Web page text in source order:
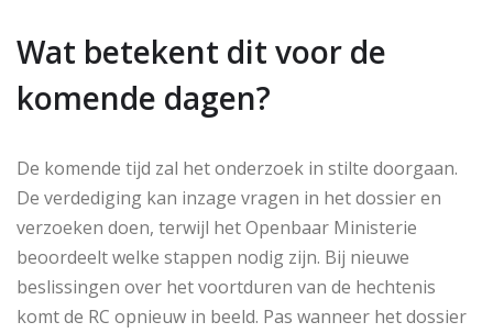
Wat betekent dit voor de
komende dagen?
De komende tijd zal het onderzoek in stilte doorgaan.
De verdediging kan inzage vragen in het dossier en
verzoeken doen, terwijl het Openbaar Ministerie
beoordeelt welke stappen nodig zijn. Bij nieuwe
beslissingen over het voortduren van de hechtenis
komt de RC opnieuw in beeld. Pas wanneer het dossier